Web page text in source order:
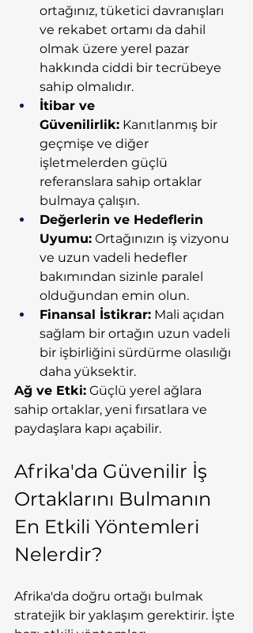
ortağınız, tüketici davranışları
ve rekabet ortamı da dahil
olmak üzere yerel pazar
hakkında ciddi bir tecrübeye
sahip olmalıdır.
İtibar ve
Güvenilirlik: Kanıtlanmış bir
geçmişe ve diğer
işletmelerden güçlü
referanslara sahip ortaklar
bulmaya çalışın.
Değerlerin ve Hedeflerin
Uyumu: Ortağınızın iş vizyonu
ve uzun vadeli hedefler
bakımından sizinle paralel
olduğundan emin olun.
Finansal İstikrar: Mali açıdan
sağlam bir ortağın uzun vadeli
bir işbirliğini sürdürme olasılığı
daha yüksektir.
Ağ ve Etki: Güçlü yerel ağlara
sahip ortaklar, yeni fırsatlara ve
paydaşlara kapı açabilir.
Afrika'da Güvenilir İş
Ortaklarını Bulmanın
En Etkili Yöntemleri
Nelerdir?
Afrika'da doğru ortağı bulmak
stratejik bir yaklaşım gerektirir. İşte